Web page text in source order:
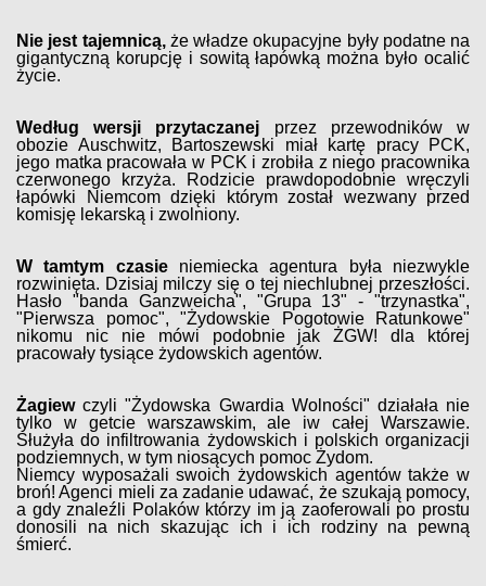
Nie jest tajemnicą,że władze okupacyjne były podatne na
gigantyczną korupcję i sowitą łapówką można było ocalić
życie.
Według wersji przytaczanej przez przewodników w
obozie Auschwitz, Bartoszewski miał kartę pracy PCK,
jego matka pracowała w PCK i zrobiła z niego pracownika
czerwonego krzyża. Rodzicie prawdopodobnie wręczyli
łapówki Niemcom dzięki którym został wezwany przed
komisję lekarską i zwolniony.
W tamtym czasieniemiecka agentura była niezwykle
rozwinięta. Dzisiaj milczy się o tej niechlubnej przeszłości.
Hasło "banda Ganzweicha", "Grupa 13" - "trzynastka",
"Pierwsza pomoc", "Żydowskie Pogotowie Ratunkowe"
nikomu nic nie mówi podobnie jak ŻGW! dla której
pracowały tysiące żydowskich agentów.
Żagiewczyli "Żydowska Gwardia Wolności" działała nie
tylko w getcie warszawskim, ale iw całej Warszawie.
Służyła do infiltrowania żydowskich i polskich organizacji
podziemnych, w tym niosących pomoc Żydom.
Niemcy wyposażali swoich żydowskich agentów także w
broń! Agenci mieli za zadanie udawać, że szukają pomocy,
a gdy znaleźli Polaków którzy im ją zaoferowali po prostu
donosili na nich skazując ich i ich rodziny na pewną
śmierć.